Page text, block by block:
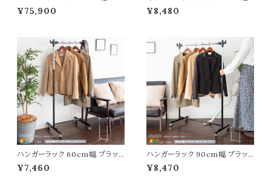
ー パーテーションソファ パネルソ
ファ パネルチェア 間仕切りソファ
m 奥行65.5cm 高さ123.5cm
座面高43cm おすすめ おしゃれ
北欧 モダン スタイリッシュ 一人
掛 ブースソファ
¥75,900
ホワイト グレー ターコイズブルー
ハンガーラック キャスター付きハ
ンガーラック 幅45cm 奥行37c
m 高さ107.5cm おすすめ おし
ゃれ 北欧 モダン スタイリッシュ
子供部屋 家具
¥8,480
ハンガーラック 60cm幅 ブラッ
ク ホワイト キャスター付きハンガ
ーラック 高さ調整可能 衣類ラッ
¥7,460
ハンガーラック 90cm幅 ブラッ
ク ホワイト キャスター付きハンガ
ーラック 高さ調整可能 衣類ラッ
¥8,470